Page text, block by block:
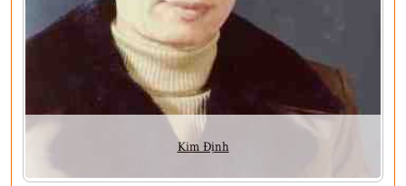
Kim Định